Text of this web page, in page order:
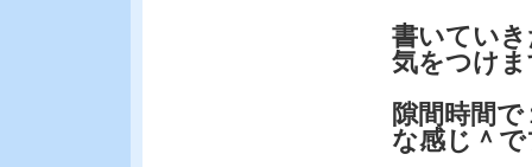
書いてい
気をつけ
隙間時間
な感じ＾